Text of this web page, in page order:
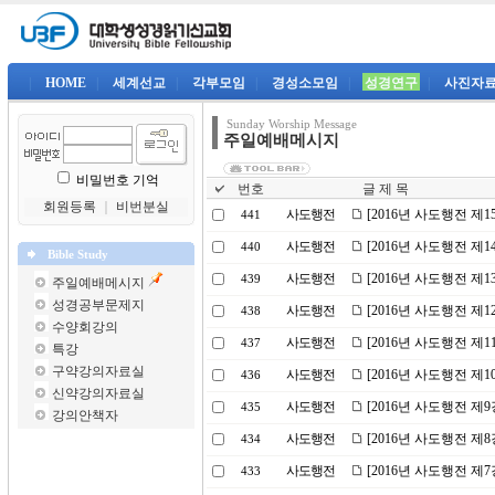
HOME 세계선교 각부모임 경성소모임 성경연구 사진자
비밀번호 기억
회원등록
비번분실
Bible Study
주일예배메시지
성경공부문제지
수양회강의
특강
구약강의자료실
신약강의자료실
강의안책자
Sunday Worship Message
주일예배메시지
번호 글 제 목
441 사도행전 [2016년 사도행전 제
440 사도행전 [2016년 사도행전 제
439 사도행전 [2016년 사도행전 제
438 사도행전 [2016년 사도행전 제
437 사도행전 [2016년 사도행전 제
436 사도행전 [2016년 사도행전 제
435 사도행전 [2016년 사도행전 제
434 사도행전 [2016년 사도행전 제
433 사도행전 [2016년 사도행전 제